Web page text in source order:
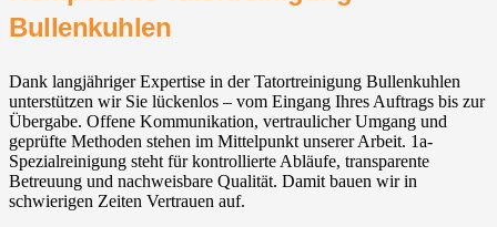
Bullenkuhlen
Dank langjähriger Expertise in der Tatortreinigung Bullenkuhlen
unterstützen wir Sie lückenlos – vom Eingang Ihres Auftrags bis zur
Übergabe. Offene Kommunikation, vertraulicher Umgang und
geprüfte Methoden stehen im Mittelpunkt unserer Arbeit. 1a-
Spezialreinigung steht für kontrollierte Abläufe, transparente
Betreuung und nachweisbare Qualität. Damit bauen wir in
schwierigen Zeiten Vertrauen auf.